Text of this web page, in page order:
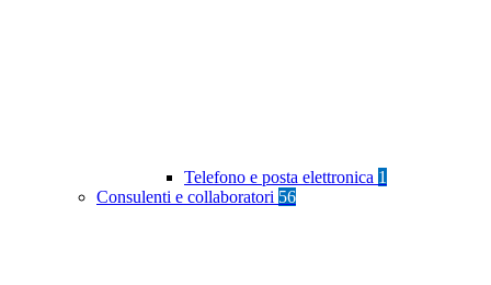
Telefono e posta elettronica 1
Consulenti e collaboratori 56